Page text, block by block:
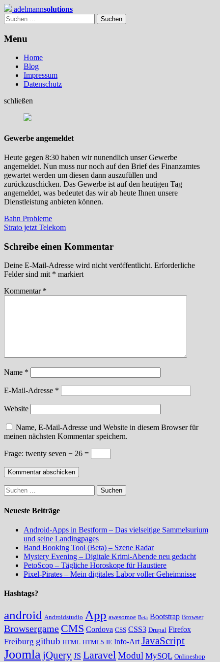
Skip
to
content
adelmannsolutions
Suchen
nach:
Menu
Home
Blog
Impressum
Datenschutz
schließen
Gewerbe angemeldet
Heute gegen 8:30 haben wir nunendlich unser Gewerbe
angemeldet. Nun muss nur noch auf den Brief des Finanzamtes
gewartet werden um diesen dann auszufüllen und
zurückzuschicken. Das Gewerbe ist auf den heutigen Tag
angemeldet, was bedeutet das wir ab heute Ihnen unsere
Dienstleistung anbieten können.
Beitragsnavigation
Bahn Probleme
Strato jetzt Telekom
Schreibe einen Kommentar
Deine E-Mail-Adresse wird nicht veröffentlicht. Erforderliche
Felder sind mit * markiert
Kommentar *
Name *
E-Mail-Adresse *
Website
Name, E-Mail-Adresse und Website in diesem Browser für
meinen nächsten Kommentar speichern.
Frage: twenty seven − 26 =
Suchen
nach:
Neueste Beiträge
Android-Apps in Bestform – Das vielseitige Sammelsurium
und seine Landingpages
Band Booking Tool (Beta) – Szene Radar
Mystery Evening – Digitale Krimi-Abende neu gedacht
PetoScop – Tägliche Horoskope für Haustiere
Pixel-Pirates – Mein digitales Labor voller Geheimnisse
Hashtags?
android Androidstudio App awesomoe Beta Bootstrap Browser
Browsergame CMS Cordova CSS CSS3 Drupal Firefox
Freiburg github HTML HTML5 IE Info-Art JavaScript
JoomlajQuery JS LaravelModul MySQL Onlineshop